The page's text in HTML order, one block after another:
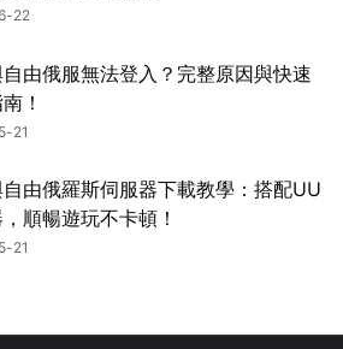
22
由俄服無法登入？完整原因與快速
！
21
由俄羅斯伺服器下載教學：搭配UU
順暢遊玩不卡頓！
21